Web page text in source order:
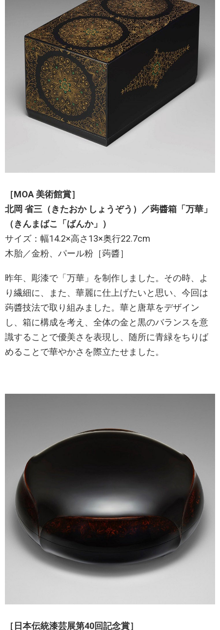
［MOA 美術館賞］
北岡 省三（きたおか しょうぞう）／蒟醬箱「万華」
（きんまばこ「ばんか」）
サイズ：幅14.2×高さ13×奥行22.7cm
木胎／金粉、パール粉［蒟醬］
昨年、彫漆で「万華」を制作しました。その時、よ
り繊細に、また、華麗に仕上げたいと思い、今回は
蒟醬技法で取り組みました。華と唐草をデザイン
し、箱に構成を考え、全体の金と黒のバランスを意
識することで優美さを表現し、随所に青緑をちりば
めることで華やかさを際立たせました。
［日本伝統漆芸展第40回記念賞］